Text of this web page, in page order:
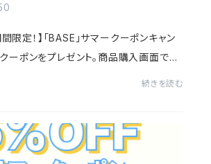
限定！】「BASE」サマークーポンキャン
ーポンをプレゼント。商品購入画面でク
続きを読む